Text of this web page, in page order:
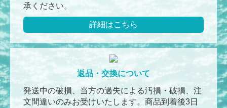
承ください。
詳細はこちら
返品・交換について
発送中の破損、当方の過失による汚損・破損、注
文間違いのみお受けいたします。商品到着後3日